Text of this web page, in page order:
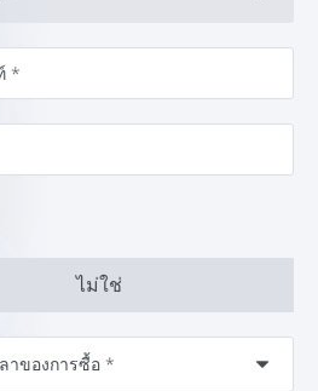
ไม่ใช่